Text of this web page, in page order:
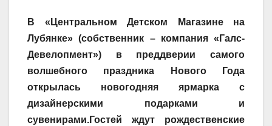
В «Центральном Детском Магазине на
Лубянке» (собственник – компания «Галс-
Девелопмент») в преддверии самого
волшебного праздника Нового Года
открылась новогодняя ярмарка с
дизайнерскими подарками и
сувенирами.Гостей ждут рождественские